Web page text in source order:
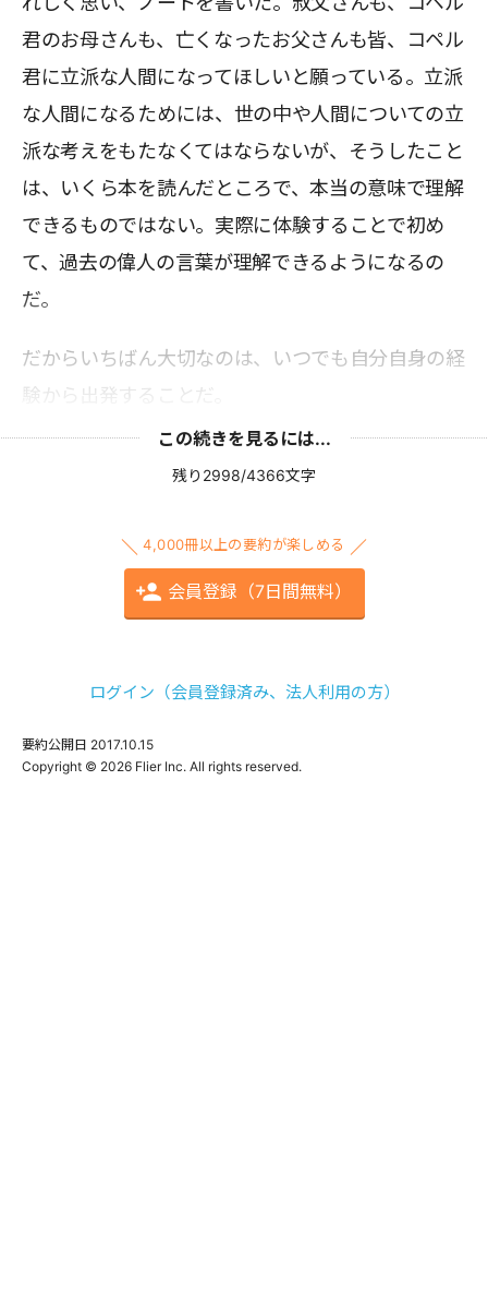
君のお母さんも、亡くなったお父さんも皆、コペル
君に立派な人間になってほしいと願っている。立派
な人間になるためには、世の中や人間についての立
派な考えをもたなくてはならないが、そうしたこと
は、いくら本を読んだところで、本当の意味で理解
できるものではない。実際に体験することで初め
て、過去の偉人の言葉が理解できるようになるの
だ。
だからいちばん大切なのは、いつでも自分自身の経
験から出発することだ。
この続きを見るには...
残り2998/4366文字
4,000冊以上の要約が楽しめる
会員登録（7日間無料）
ログイン（会員登録済み、法人利用の方）
要約公開日 2017.10.15